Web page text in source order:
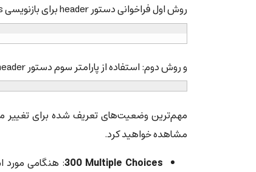
روش اول فراخوانی دستور header برای بازنویسی Status:
و روش دوم: استفاده از پارامتر سوم دستور header برای تعیین وضعیت:
مشاهده خواهید کرد.
‎300 Multiple Choices: هنگامی مورد